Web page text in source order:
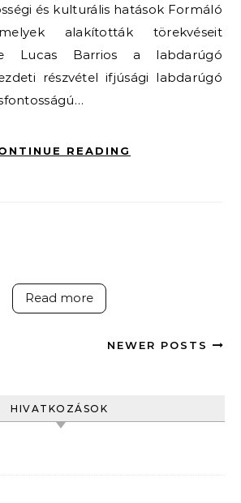
és kulturális hatások Formáló
alakították törekvéseit
Lucas Barrios a labdarúgó
részvétel ifjúsági labdarúgó
READING
Read more
NEWER POSTS
HIVATKOZÁSOK